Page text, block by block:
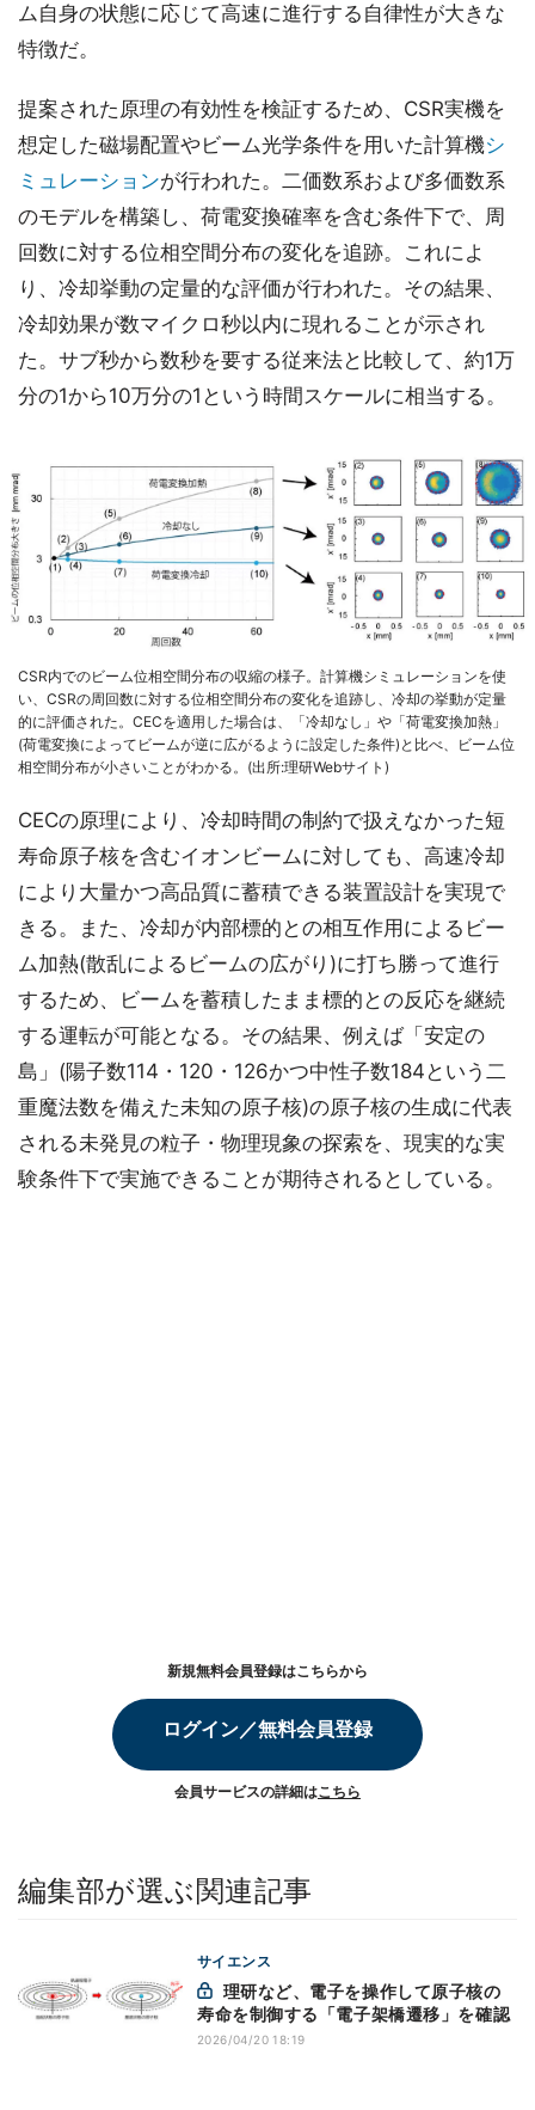
ム自身の状態に応じて高速に進行する自律性が大きな
特徴だ。
提案された原理の有効性を検証するため、CSR実機を
想定した磁場配置やビーム光学条件を用いた計算機シ
ミュレーションが行われた。二価数系および多価数系
のモデルを構築し、荷電変換確率を含む条件下で、周
回数に対する位相空間分布の変化を追跡。これによ
り、冷却挙動の定量的な評価が行われた。その結果、
冷却効果が数マイクロ秒以内に現れることが示され
た。サブ秒から数秒を要する従来法と比較して、約1万
分の1から10万分の1という時間スケールに相当する。
CSR内でのビーム位相空間分布の収縮の様子。計算機シミュレーションを使
い、CSRの周回数に対する位相空間分布の変化を追跡し、冷却の挙動が定量
的に評価された。CECを適用した場合は、「冷却なし」や「荷電変換加熱」
(荷電変換によってビームが逆に広がるように設定した条件)と比べ、ビーム位
相空間分布が小さいことがわかる。(出所:理研Webサイト)
CECの原理により、冷却時間の制約で扱えなかった短
寿命原子核を含むイオンビームに対しても、高速冷却
により大量かつ高品質に蓄積できる装置設計を実現で
きる。また、冷却が内部標的との相互作用によるビー
ム加熱(散乱によるビームの広がり)に打ち勝って進行
するため、ビームを蓄積したまま標的との反応を継続
する運転が可能となる。その結果、例えば「安定の
島」(陽子数114・120・126かつ中性子数184という二
重魔法数を備えた未知の原子核)の原子核の生成に代表
される未発見の粒子・物理現象の探索を、現実的な実
験条件下で実施できることが期待されるとしている。
新規無料会員登録はこちらから
ログイン／無料会員登録
会員サービスの詳細はこちら
編集部が選ぶ関連記事
サイエンス
寿命を制御する「電子架橋遷移」を確認
2026/04/20 18:19